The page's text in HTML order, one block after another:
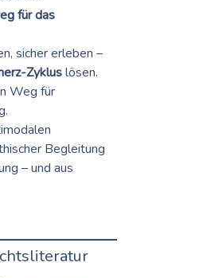
für das
sicher erleben –
lösen.
Weg für
Begleitung
– und aus